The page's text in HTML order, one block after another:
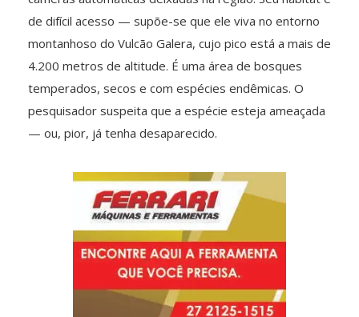
de difícil acesso — supõe-se que ele viva no entorno
montanhoso do Vulcão Galera, cujo pico está a mais de
4.200 metros de altitude. É uma área de bosques
temperados, secos e com espécies endêmicas. O
pesquisador suspeita que a espécie esteja ameaçada
— ou, pior, já tenha desaparecido.